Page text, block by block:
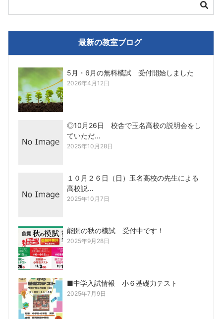
最新の教室ブログ
5月・6月の無料模試 受付開始しました
2026年4月12日
◎10月26日 校舎で玉名高校の説明会をし
ていただ…
2025年10月28日
１０月２６日（日）玉名高校の先生による
高校説…
2025年10月7日
能開の秋の模試 受付中です！
2025年9月28日
■中学入試情報 小６基礎力テスト
2025年7月9日